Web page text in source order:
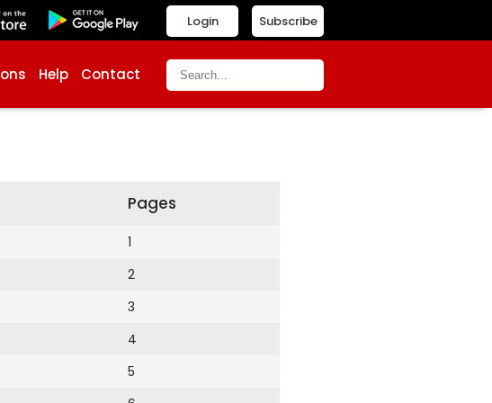
Subscribe
Login
Help Contact
Pages
1
2
3
4
5